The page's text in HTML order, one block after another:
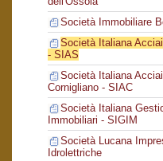
Società Immobiliare
Società Italiana
- SIAS
Società Italiana
Cornigliano - SIAC
Società Italiana
Immobiliari - SIGIM
Società Lucana
Idrolettriche